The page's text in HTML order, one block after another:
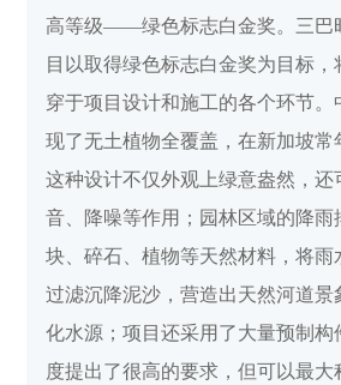
高等级——绿色标志白金奖。三巴
目以取得绿色标志白金奖为目标
穿于项目设计和施工的各个环节。
现了无土植物全覆盖，在新加坡常
这种设计不仅外观上绿意盎然，还
音、降噪等作用；园林区域的降雨
块、碎石、植物等天然材料，将雨
过滤沉降泥沙，营造出天然河道景
化水源；项目还采用了大量预制构
度提出了很高的要求，但可以最